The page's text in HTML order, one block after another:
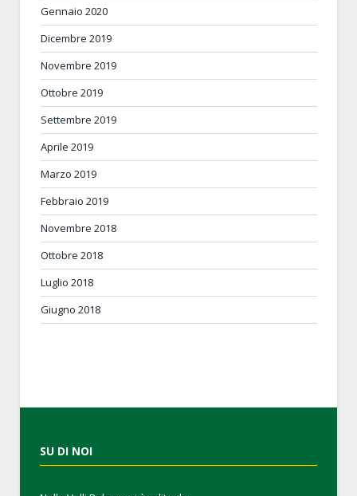
Gennaio 2020
Dicembre 2019
Novembre 2019
Ottobre 2019
Settembre 2019
Aprile 2019
Marzo 2019
Febbraio 2019
Novembre 2018
Ottobre 2018
Luglio 2018
Giugno 2018
SU DI NOI